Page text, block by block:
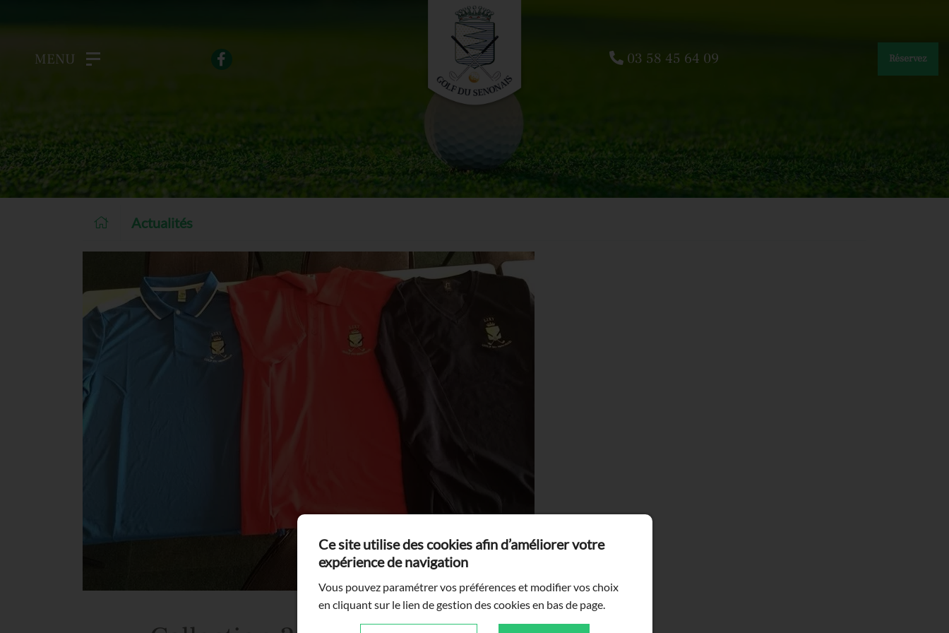
MENU 03 58 45 64 09 Réservez
Actualités
Ce site utilise des cookies afin d’améliorer votre
expérience de navigation
Vous pouvez paramétrer vos préférences et modifier vos choix
en cliquant sur le lien de gestion des cookies en bas de page.